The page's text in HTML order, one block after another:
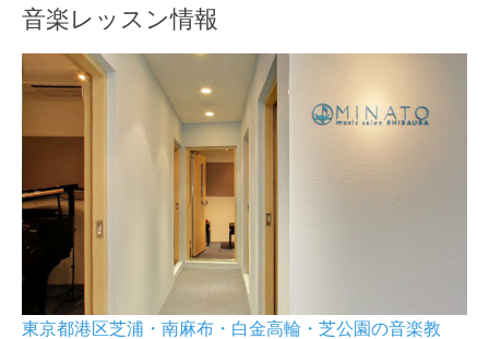
音楽レッスン情報
東京都港区芝浦・南麻布・白金高輪・芝公園の音楽教